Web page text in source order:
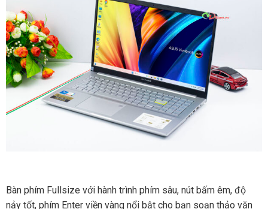
Bàn phím Fullsize với hành trình phím sâu, nút bấm êm, độ
nảy tốt, phím Enter viền vàng nổi bật cho bạn soạn thảo văn